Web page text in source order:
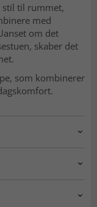
stil til rummet,
med
om det
skaber det
som kombinerer